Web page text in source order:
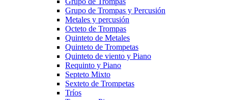
Grupo de Trompas y Percusión
Metales y percusión
Octeto de Trompas
Quinteto de Metales
Quinteto de Trompetas
Quinteto de viento y Piano
Requinto y Piano
Septeto Mixto
Sexteto de Trompetas
Tríos